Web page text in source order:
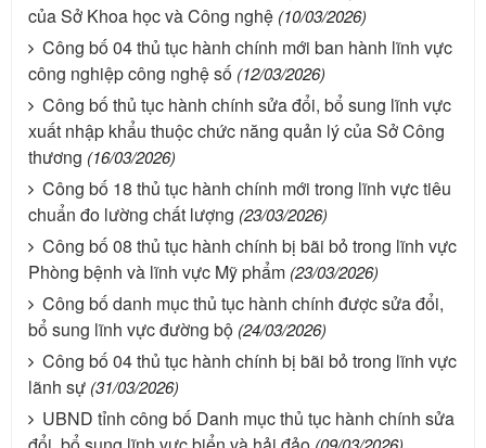
của Sở Khoa học và Công nghệ (10/03/2026)
Công bố 04 thủ tục hành chính mới ban hành lĩnh vực
công nghiệp công nghệ số (12/03/2026)
Công bố thủ tục hành chính sửa đổi, bổ sung lĩnh vực
xuất nhập khẩu thuộc chức năng quản lý của Sở Công
thương (16/03/2026)
Công bố 18 thủ tục hành chính mới trong lĩnh vực tiêu
chuẩn đo lường chất lượng (23/03/2026)
Công bố 08 thủ tục hành chính bị bãi bỏ trong lĩnh vực
Phòng bệnh và lĩnh vực Mỹ phẩm (23/03/2026)
Công bố danh mục thủ tục hành chính được sửa đổi,
bổ sung lĩnh vực đường bộ (24/03/2026)
Công bố 04 thủ tục hành chính bị bãi bỏ trong lĩnh vực
lãnh sự (31/03/2026)
UBND tỉnh công bố Danh mục thủ tục hành chính sửa